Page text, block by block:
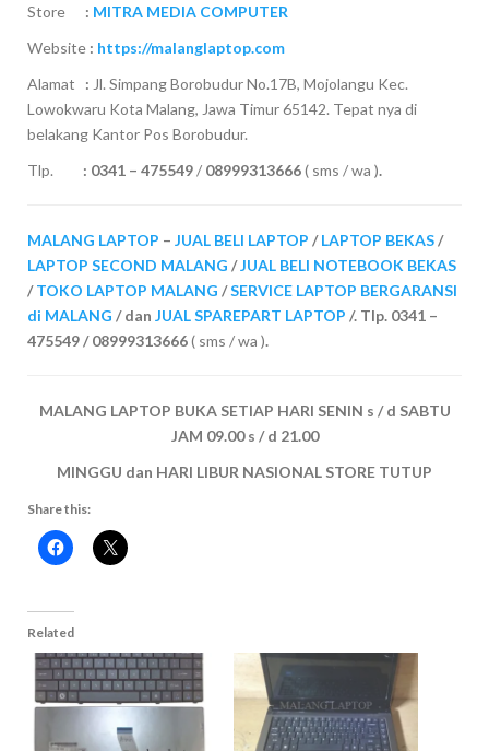
Store : MITRA MEDIA COMPUTER
Website : https://malanglaptop.com
Alamat : Jl. Simpang Borobudur No.17B, Mojolangu Kec.
Lowokwaru Kota Malang, Jawa Timur 65142. Tepat nya di
belakang Kantor Pos Borobudur.
Tlp. : 0341 – 475549/ 08999313666( sms / wa ).
MALANG LAPTOP – JUAL BELI LAPTOP /LAPTOP BEKAS/
LAPTOP SECOND MALANG /JUAL BELI NOTEBOOK BEKAS
/TOKO LAPTOP MALANG /SERVICE LAPTOP BERGARANSI
di MALANG / dan JUAL SPAREPART LAPTOP /. Tlp. 0341 –
475549 / 08999313666( sms / wa ).
MALANG LAPTOP BUKA SETIAP HARI SENIN s / d SABTU
JAM 09.00 s / d 21.00
MINGGU dan HARI LIBUR NASIONAL STORE TUTUP
Share this:
Related